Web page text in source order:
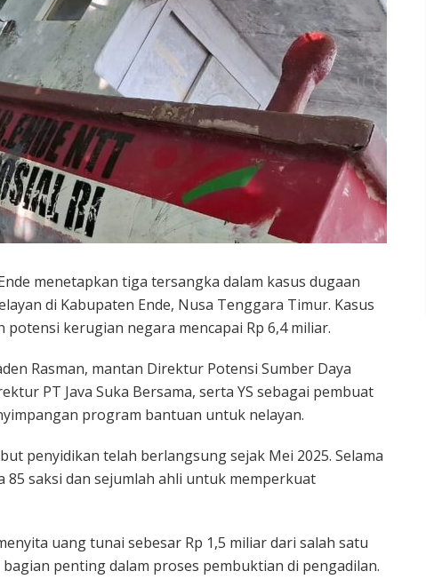
menetapkan tiga tersangka dalam kasus dugaan
di Kabupaten Ende, Nusa Tenggara Timur. Kasus
kerugian negara mencapai Rp 6,4 miliar.
Rasman, mantan Direktur Potensi Sumber Daya
PT Java Suka Bersama, serta YS sebagai pembuat
program bantuan untuk nelayan.
penyidikan telah berlangsung sejak Mei 2025. Selama
saksi dan sejumlah ahli untuk memperkuat
uang tunai sebesar Rp 1,5 miliar dari salah satu
penting dalam proses pembuktian di pengadilan.